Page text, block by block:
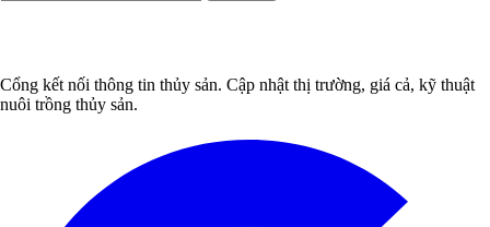
Cổng kết nối thông tin thủy sản. Cập nhật thị trường, giá cả, kỹ thuật
nuôi trồng thủy sản.